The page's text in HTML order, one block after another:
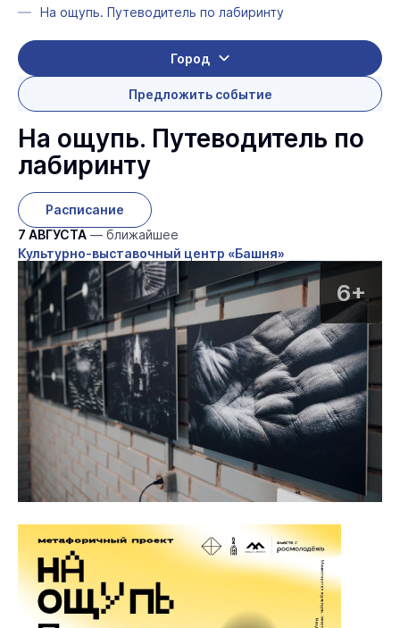
На ощупь. Путеводитель по лабиринту
Город
Предложить событие
На ощупь. Путеводитель по
лабиринту
Расписание
7 АВГУСТА — ближайшее
Культурно-выставочный центр «Башня»
6+